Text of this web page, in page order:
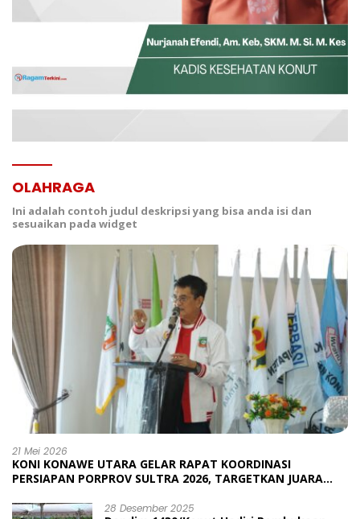
OLAHRAGA
Ini adalah contoh judul deskripsi yang bisa anda isi dan
sesuaikan pada widget
21 Mei 2026
KONI KONAWE UTARA GELAR RAPAT KOORDINASI
PERSIAPAN PORPROV SULTRA 2026, TARGETKAN JUARA
28 Desember 2025